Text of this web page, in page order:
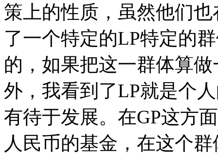
策上的性质，虽然他们
了一个特定的LP特定的
的，如果把这一群体算
外，我看到了LP就是个
有待于发展。在GP这方
人民币的基金，在这个